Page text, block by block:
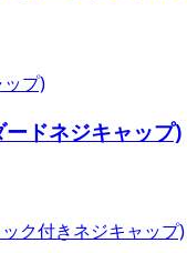
ドネジキャップ)